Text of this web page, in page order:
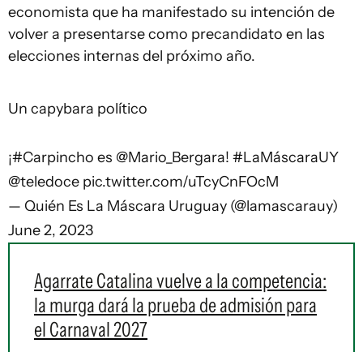
economista que ha manifestado su intención de
volver a presentarse como precandidato en las
elecciones internas del próximo año.
Un capybara político
¡#Carpincho es @Mario_Bergara! #LaMáscaraUY
@teledoce pic.twitter.com/uTcyCnFOcM
— Quién Es La Máscara Uruguay (@lamascarauy)
June 2, 2023
Agarrate Catalina vuelve a la competencia:
la murga dará la prueba de admisión para
el Carnaval 2027